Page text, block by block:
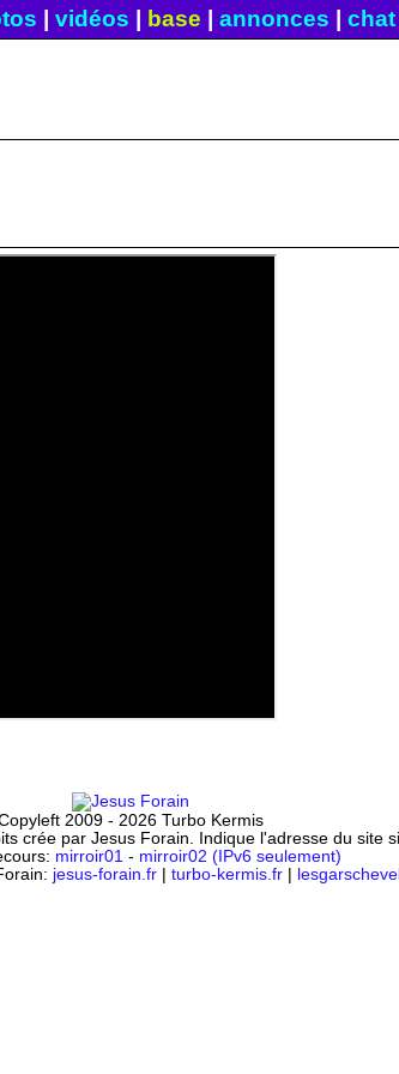
vidéos base annonces chat|
2009 - 2026 Turbo Kermis
crée par Jesus Forain. Indique l'adresse du site
mirroir01 - mirroir02 (IPv6 seulement)
jesus-forain.fr| turbo-kermis.fr|